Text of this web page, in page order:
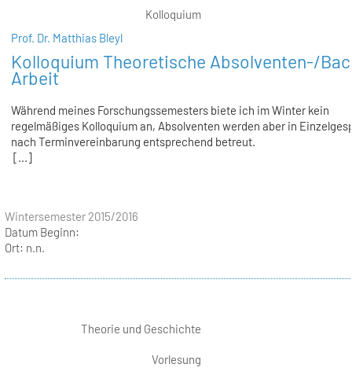
Kolloquium
Prof. Dr. Matthias Bleyl
Kolloquium Theoretische Absolventen-/
Arbeit
Während meines Forschungssemesters biete ich im Winter kein
regelmäßiges Kolloquium an, Absolventen werden aber in
nach Terminvereinbarung entsprechend betreut.
[...]
Wintersemester 2015/2016
Datum Beginn:
Ort: n.n.
Theorie und Geschichte
Vorlesung